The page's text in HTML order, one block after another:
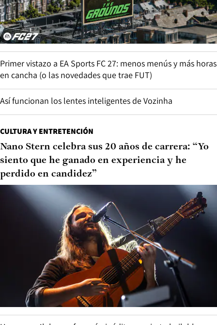
Primer vistazo a EA Sports FC 27: menos menús y más horas
en cancha (o las novedades que trae FUT)
Así funcionan los lentes inteligentes de Vozinha
CULTURA Y ENTRETENCIÓN
Nano Stern celebra sus 20 años de carrera: “Yo
siento que he ganado en experiencia y he
perdido en candidez”